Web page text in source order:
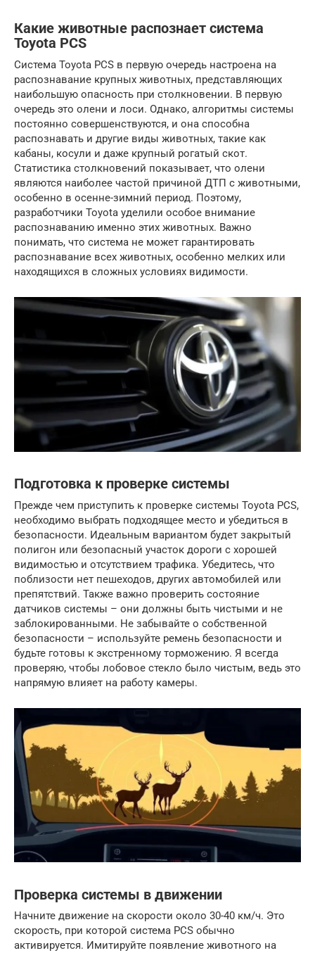
Какие животные распознает система
Toyota PCS
Система Toyota PCS в первую очередь настроена на
распознавание крупных животных, представляющих
наибольшую опасность при столкновении. В первую
очередь это олени и лоси. Однако, алгоритмы системы
постоянно совершенствуются, и она способна
распознавать и другие виды животных, такие как
кабаны, косули и даже крупный рогатый скот.
Статистика столкновений показывает, что олени
являются наиболее частой причиной ДТП с животными,
особенно в осенне-зимний период. Поэтому,
разработчики Toyota уделили особое внимание
распознаванию именно этих животных. Важно
понимать, что система не может гарантировать
распознавание всех животных, особенно мелких или
находящихся в сложных условиях видимости.
Подготовка к проверке системы
Прежде чем приступить к проверке системы Toyota PCS,
необходимо выбрать подходящее место и убедиться в
безопасности. Идеальным вариантом будет закрытый
полигон или безопасный участок дороги с хорошей
видимостью и отсутствием трафика. Убедитесь, что
поблизости нет пешеходов, других автомобилей или
препятствий. Также важно проверить состояние
датчиков системы – они должны быть чистыми и не
заблокированными. Не забывайте о собственной
безопасности – используйте ремень безопасности и
будьте готовы к экстренному торможению. Я всегда
проверяю, чтобы лобовое стекло было чистым, ведь это
напрямую влияет на работу камеры.
Проверка системы в движении
Начните движение на скорости около 30-40 км/ч. Это
скорость, при которой система PCS обычно
активируется. Имитируйте появление животного на